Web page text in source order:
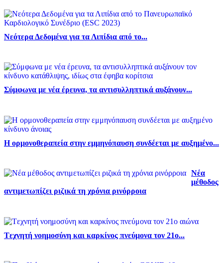
Νεότερα Δεδομένα για τα Λιπίδια από το...
Σύμφωνα με νέα έρευνα, τα αντισυλληπτικά αυξάνουν...
Η ορμονοθεραπεία στην εμμηνόπαυση συνδέεται με αυξημένο...
Νέα
μέθοδος
αντιμετωπίζει ριζικά τη χρόνια ρινόρροια
Tεχνητή νοημοσύνη και καρκίνος πνεύμονα τον 21ο...